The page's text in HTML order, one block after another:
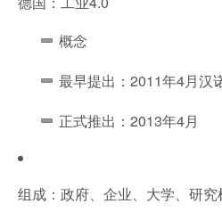
概念
最早提出：2011年4月汉
正式推出：2013年4月
组成：政府、企业、大学、研